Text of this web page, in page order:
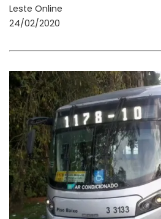
Leste Online
24/02/2020